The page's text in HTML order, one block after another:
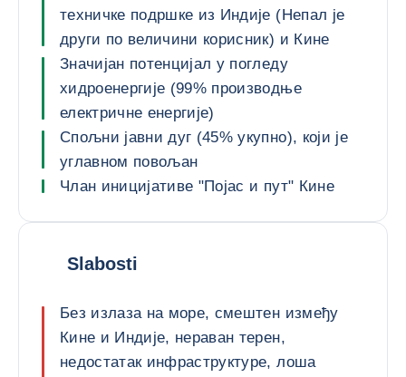
техничке подршке из Индије (Непал је
други по величини корисник) и Кине
Значијан потенцијал у погледу
хидроенергије (99% производње
електричне енергије)
Спољни јавни дуг (45% укупно), који је
углавном повољан
Члан иницијативе "Појас и пут" Кине
Slabosti
Без излаза на море, смештен између
Кине и Индије, нераван терен,
недостатак инфраструктуре, лоша